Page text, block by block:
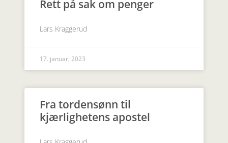
Rett på sak om penger
Lars Kraggerud
17. januar, 2023
Fra tordensønn til
kjærlighetens apostel